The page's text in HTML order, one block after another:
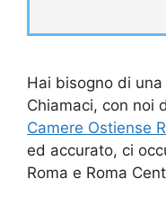
Hai bisogno di
Chiamaci, con noi
Camere Ostiense
ed accurato, ci
Roma e Roma